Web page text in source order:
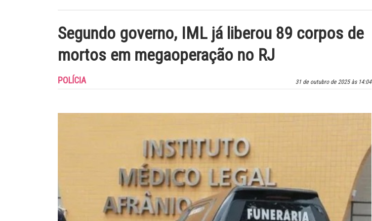
Segundo governo, IML já liberou 89 corpos de
mortos em megaoperação no RJ
31 de outubro de 2025 às 14:04
POLÍCIA